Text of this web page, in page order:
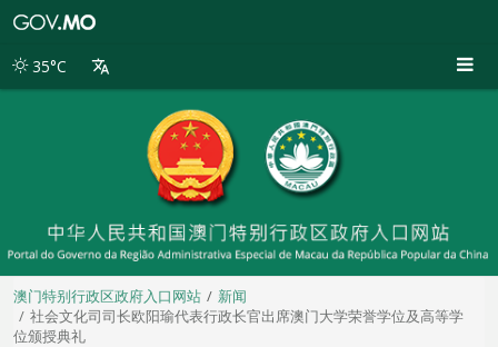
别
35°C
澳门特别行政区政府入口网站
新闻
社会文化司司长欧阳瑜代表行政长官出席澳门大学荣誉学位及高等学
位颁授典礼